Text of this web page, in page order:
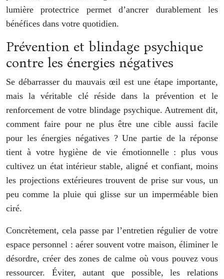
lumière protectrice permet d’ancrer durablement les
bénéfices dans votre quotidien.
Prévention et blindage psychique
contre les énergies négatives
Se débarrasser du mauvais œil est une étape importante,
mais la véritable clé réside dans la prévention et le
renforcement de votre blindage psychique. Autrement dit,
comment faire pour ne plus être une cible aussi facile
pour les énergies négatives ? Une partie de la réponse
tient à votre hygiène de vie émotionnelle : plus vous
cultivez un état intérieur stable, aligné et confiant, moins
les projections extérieures trouvent de prise sur vous, un
peu comme la pluie qui glisse sur un imperméable bien
ciré.
Concrètement, cela passe par l’entretien régulier de votre
espace personnel : aérer souvent votre maison, éliminer le
désordre, créer des zones de calme où vous pouvez vous
ressourcer. Éviter, autant que possible, les relations